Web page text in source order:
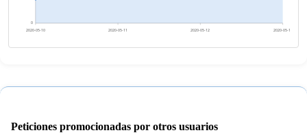
0
2020-05-10 2020-05-11 2020-05-12 2020-05-13
Peticiones promocionadas por otros usuarios